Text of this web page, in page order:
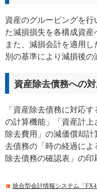
資産のグルーピングを
た減損損失を各構成資産
また、減損会計を適用
別の基準により減損後の
資産除去債務への
「資産除去債務に対応
の計算機能」「資産計上
除去費用」の減価償却
去債務の「時の経過に
除去債務の確認表」の印
統合型会計情報システム「